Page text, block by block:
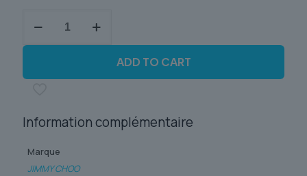
ADD TO CART
Information complémentaire
Marque
JIMMY CHOO